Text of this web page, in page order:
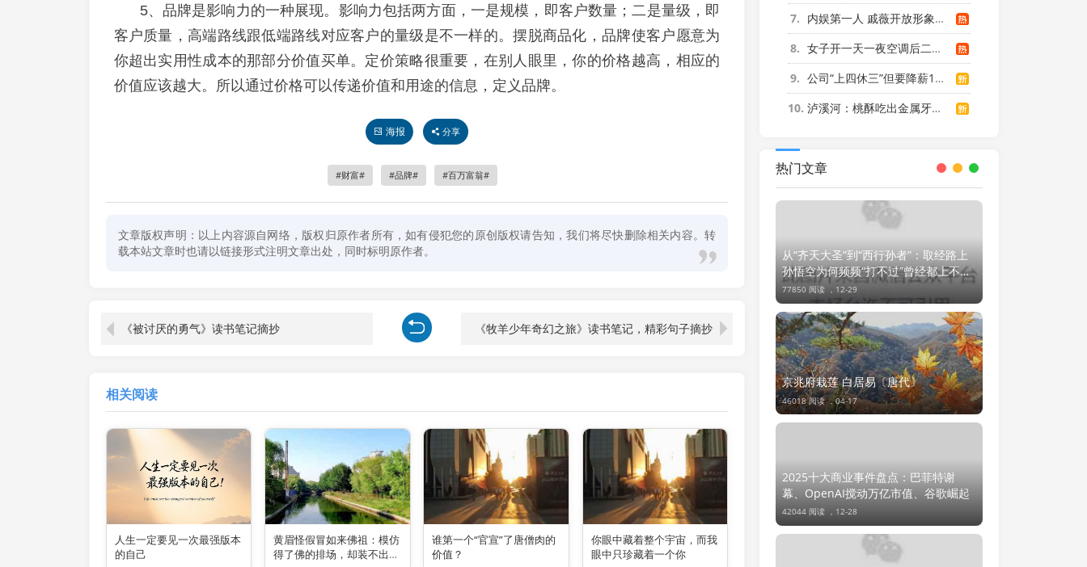
5、品牌是影响力的一种展现。影响力包括两方面，一是规模，即客户数量；二是量级，即
客户质量，高端路线跟低端路线对应客户的量级是不一样的。摆脱商品化，品牌使客户愿意为
你超出实用性成本的那部分价值买单。定价策略很重要，在别人眼里，你的价格越高，相应的
价值应该越大。所以通过价格可以传递价值和用途的信息，定义品牌。
海报 分享
财富 品牌 百万富翁
文章版权声明：以上内容源自网络，版权归原作者所有，如有侵犯您的原创版权请告知，我们将尽快删除相关内容。转
载本站文章时也请以链接形式注明文章出处，同时标明原作者。
《被讨厌的勇气》读书笔记摘抄 《牧羊少年奇幻之旅》读书笔记，精彩句子摘抄
相关阅读
人生一定要见一次最强版本
的自己
黄眉怪假冒如来佛祖：模仿
得了佛的排场，却装不出佛
谁第一个“官宣”了唐僧肉的
价值？
你眼中藏着整个宇宙，而我
眼中只珍藏着一个你
7
内娱第一人 戚薇开放形象AI授权
8
女子开一天一夜空调后二氧化碳中毒
9
公司“上四休三”但要降薪1000元
10 泸溪河：桃酥吃出金属牙冠视频不实
热门文章
从“齐天大圣”到“西行孙者”：取经路上
孙悟空为何频频“打不过”曾经都上不了
台面的小妖？
77850 阅读 ， 12-29
京兆府栽莲 白居易〔唐代〕
46018 阅读 ，04-17
2025十大商业事件盘点：巴菲特谢
幕、OpenAI搅动万亿市值、谷歌崛起
42044 阅读 ， 12-28